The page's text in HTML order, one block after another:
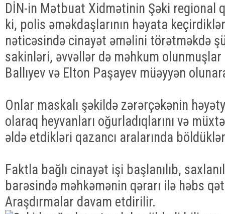
DİN-in Mətbuat Xidmətinin Şəki regional
ki, polis əməkdaşlarının həyata
nəticəsində cinayət əməlini törətməkdə
sakinləri, əvvəllər də məhkum
Ballıyev və Elton Paşayev müəyyən
Onlar maskalı şəkildə zərərçəkənin
olaraq heyvanları oğurladıqlarını və
əldə etdikləri qazancı aralarında
Faktla bağlı cinayət işi başlanılıb,
barəsində məhkəmənin qərarı ilə həbs
Araşdırmalar davam etdirilir.